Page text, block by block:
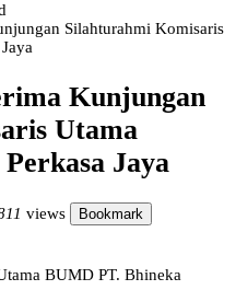
Silahturahmi Komisaris
Kunjungan
Utama
Jaya
views Bookmark
BUMD PT. Bhineka